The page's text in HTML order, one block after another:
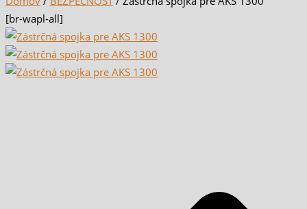
[br-wapl-all]